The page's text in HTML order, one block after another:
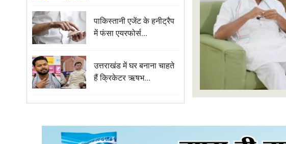
पाकिस्तानी एजेंट के हनीट्रैप
में फंसा एयरफोर्स...
उत्तराखंड में घर बनाना चाहते
हैं क्रिकेटर ऋषभ...